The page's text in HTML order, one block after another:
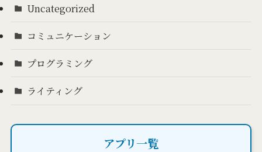
Uncategorized
コミュニケーション
プログラミング
ライティング
アプリ一覧